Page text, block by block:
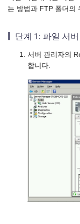
는 방법과 FTP 폴더의
단계 1: 파일 서
서버 관리자의
합니다.